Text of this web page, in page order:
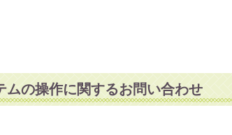
の操作に関するお問い合わせ